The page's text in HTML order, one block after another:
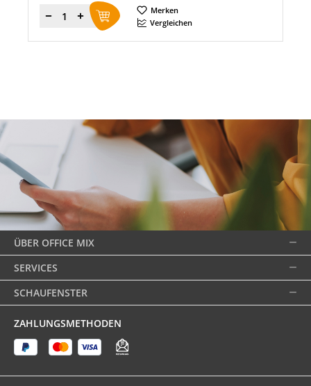
Menge
Merken
Vergleichen
ÜBER OFFICE MIX
SERVICES
SCHAUFENSTER
ZAHLUNGSMETHODEN